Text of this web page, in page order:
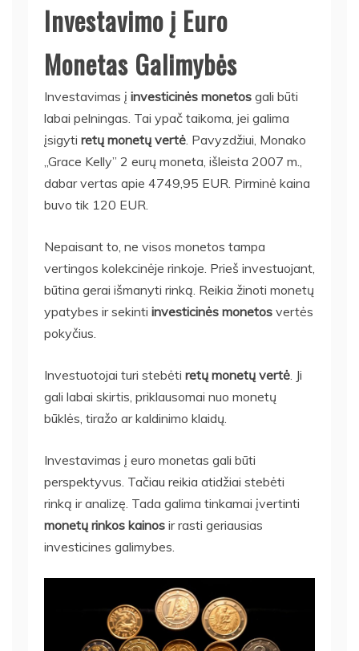
Investavimo į Euro
Monetas Galimybės
Investavimas į investicinės monetos gali būti
labai pelningas. Tai ypač taikoma, jei galima
įsigyti retų monetų vertė . Pavyzdžiui, Monako
„Grace Kelly” 2 eurų moneta, išleista 2007 m.,
dabar vertas apie 4749,95 EUR. Pirminė kaina
buvo tik 120 EUR.
Nepaisant to, ne visos monetos tampa
vertingos kolekcinėje rinkoje. Prieš investuojant,
būtina gerai išmanyti rinką. Reikia žinoti monetų
ypatybes ir sekinti investicinės monetos vertės
pokyčius.
Investuotojai turi stebėti retų monetų vertė . Ji
gali labai skirtis, priklausomai nuo monetų
būklės, tiražo ar kaldinimo klaidų.
Investavimas į euro monetas gali būti
perspektyvus. Tačiau reikia atidžiai stebėti
rinką ir analizę. Tada galima tinkamai įvertinti
monetų rinkos kainos ir rasti geriausias
investicines galimybes.